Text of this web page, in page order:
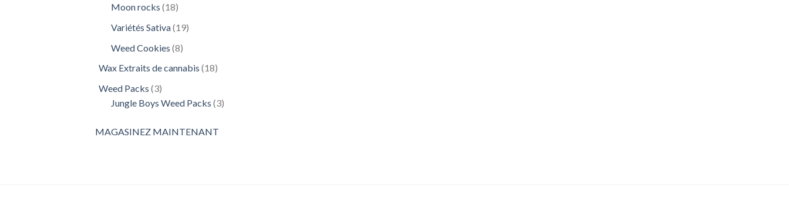
Moon rocks 1818
Variétés Sativa 1919
Weed Cookies 88
Wax Extraits de cannabis 1818
Weed Packs 33
produits
Jungle Boys Weed Packs 33
MAGASINEZ MAINTENANT